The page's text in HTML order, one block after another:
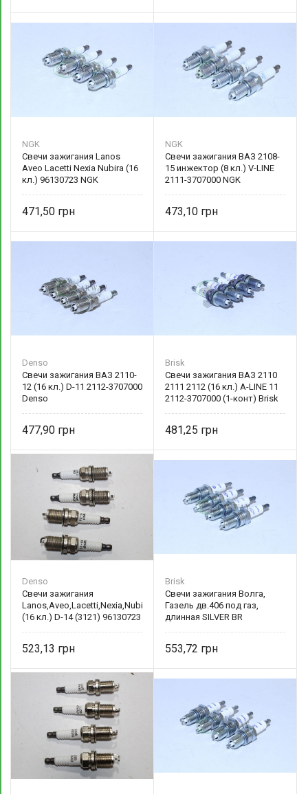
NGK
Свечи зажигания Lanos
Aveo Lacetti Nexia Nubira (16
кл.) 96130723 NGK
471,50
NGK
Свечи зажигания ВАЗ 2108-
15 инжектор (8 кл.) V-LINE
2111-3707000 NGK
473,10
Denso
Свечи зажигания ВАЗ 2110-
12 (16 кл.) D-11 2112-3707000
Denso
477,90
Brisk
Свечи зажигания ВАЗ 2110
2111 2112 (16 кл.) A-LINE 11
2112-3707000 (1-конт) Brisk
481,25
Denso
Свечи зажигания
Lanos,Aveo,Lacetti,Nexia,Nubira
(16 кл.) D-14 (3121) 96130723
523,13
Brisk
Свечи зажигания Волга,
Газель дв.406 под газ,
длинная SILVER BR
553,72